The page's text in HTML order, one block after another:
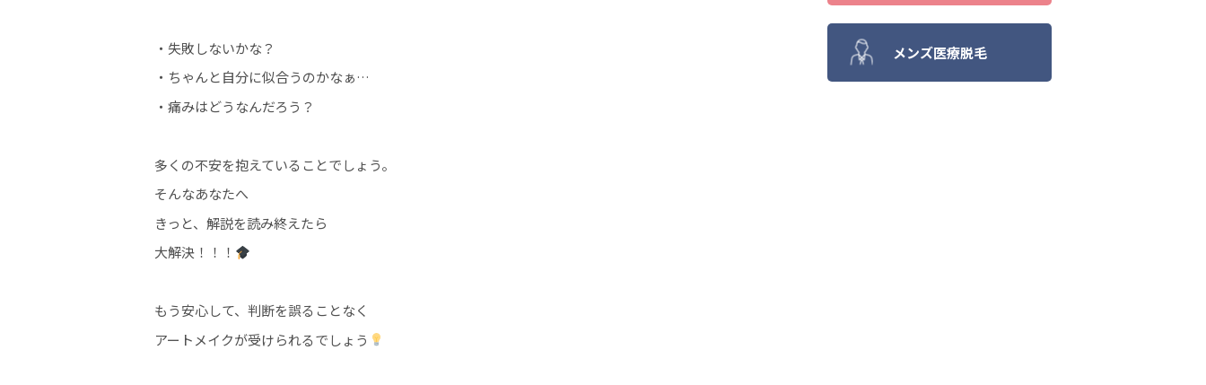
・失敗しないかな？
・ちゃんと自分に似合うのかなぁ…
・痛みはどうなんだろう？
多くの不安を抱えていることでしょう。
そんなあなたへ
きっと、解説を読み終えたら
大解決！！！
もう安心して、判断を誤ることなく
アートメイクが受けられるでしょう
メンズ医療脱毛